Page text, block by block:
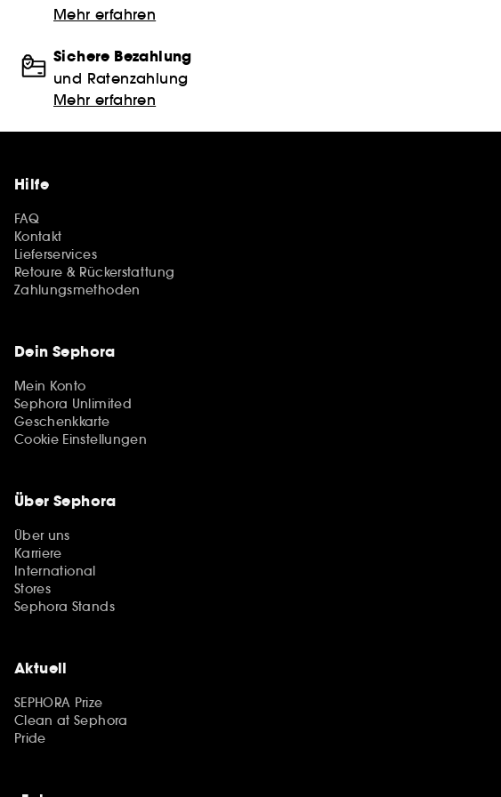
Mehr erfahren
Sichere Bezahlung
und Ratenzahlung
Mehr erfahren
Hilfe
FAQ
Kontakt
Lieferservices
Retoure & Rückerstattung
Zahlungsmethoden
Dein Sephora
Mein Konto
Sephora Unlimited
Geschenkkarte
Cookie Einstellungen
Über Sephora
Über uns
Karriere
International
Stores
Sephora Stands
Aktuell
SEPHORA Prize
Clean at Sephora
Pride